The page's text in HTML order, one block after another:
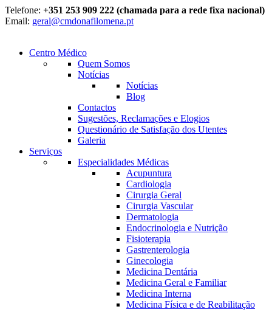
Telefone: +351 253 909 222 (chamada para a rede fixa nacional)
Email: geral@cmdonafilomena.pt
Centro Médico
Quem Somos
Notícias
Notícias
Blog
Contactos
Sugestões, Reclamações e Elogios
Questionário de Satisfação dos Utentes
Galeria
Serviços
Especialidades Médicas
Acupuntura
Cardiologia
Cirurgia Geral
Cirurgia Vascular
Dermatologia
Endocrinologia e Nutrição
Fisioterapia
Gastrenterologia
Ginecologia
Medicina Dentária
Medicina Geral e Familiar
Medicina Interna
Medicina Física e de Reabilitação